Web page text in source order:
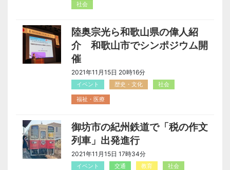
社会
陸奥宗光ら和歌山県の偉人紹
介 和歌山市でシンポジウム開
催
2021年11月15日 20時16分
イベント 歴史・文化 社会
福祉・医療
御坊市の紀州鉄道で「税の作文
列車」出発進行
2021年11月15日 17時34分
イベント 交通 教育 社会